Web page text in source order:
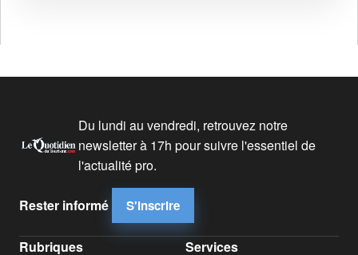
Du lundi au vendredi, retrouvez notre
newsletter à 17h pour suivre l'essentiel de
l'actualité pro.
Rester informé S'inscrire
Rubriques Services